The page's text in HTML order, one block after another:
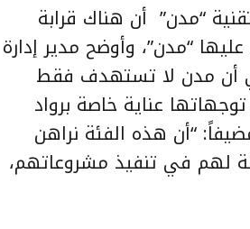
“مدن” أن هناك قرابة
“مدن”، وأوضح مدير إدارة
أن مدن لا تستهدف فقط
عناية خاصة برواد
“أن هذه الفئة نراهن
لهم في تنفيذ مشروعاتهم،